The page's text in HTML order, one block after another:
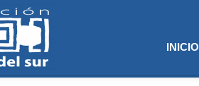
INICIO